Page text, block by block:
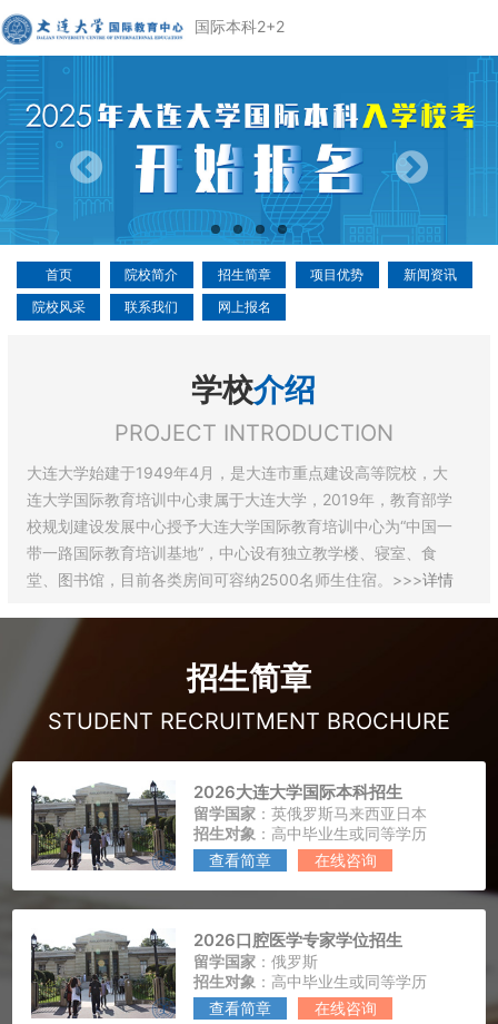
国际本科2+2
首页 院校简介 招生简章 项目优势
新闻资讯
院校风采
联系我们 网上报名
学校介绍
PROJECT INTRODUCTION
大连大学始建于1949年4月，是大连市重点建设高等院校，大
连大学国际教育培训中心隶属于大连大学，2019年，教育部学
校规划建设发展中心授予大连大学国际教育培训中心为“中国一
带一路国际教育培训基地”，中心设有独立教学楼、寝室、食
堂、图书馆，目前各类房间可容纳2500名师生住宿。>>>详情
招生简章
STUDENT RECRUITMENT BROCHURE
2026大连大学国际本科招生
留学国家：英俄罗斯马来西亚日本
招生对象 ：高中毕业生或同等学历
查看简章
在线咨询
2026口腔医学专家学位招生
留学国家：俄罗斯
招生对象 ：高中毕业生或同等学历
查看简章
在线咨询